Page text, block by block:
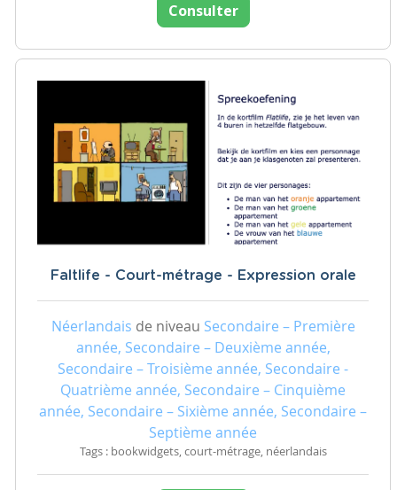
Consulter
Faltlife - Court-métrage - Expression orale
Néerlandais de niveau Secondaire – Première
année, Secondaire – Deuxième année,
Secondaire – Troisième année, Secondaire -
Quatrième année, Secondaire – Cinquième
année, Secondaire – Sixième année, Secondaire –
Septième année
Tags : bookwidgets, court-métrage, néerlandais